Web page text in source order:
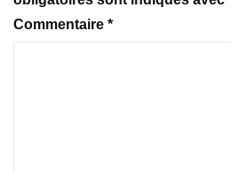
Commentaire *